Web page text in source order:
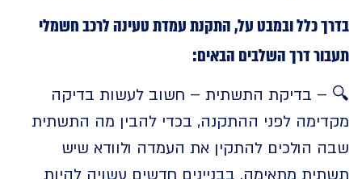
כלל ובמבט על, התקנת עמדת טעינה לרכב חשמלי
דרך השלבים הבאים:
בדיקת התשתית – חשוב לעשות בדיקה
לפני ההתקנה, בכדי להבין מה התשתית
הולכים להתקין את העמדה ולוודא שיש